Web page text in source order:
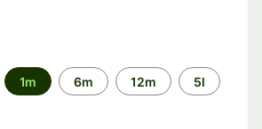
1m 6m 12m 5l